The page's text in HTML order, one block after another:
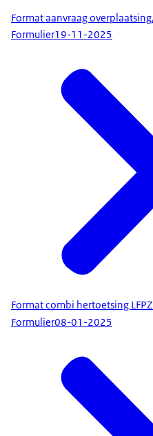
Format aanvraag
Formulier19-11-2025
Format combi hertoetsing
Formulier08-01-2025